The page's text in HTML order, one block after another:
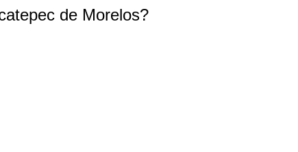
de Morelos?